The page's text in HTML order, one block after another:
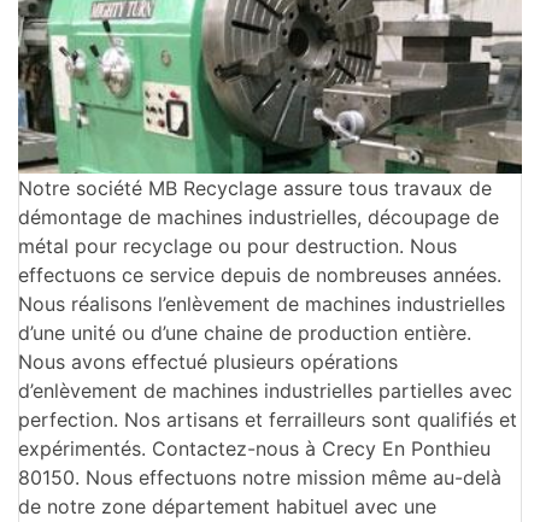
Notre société MB Recyclage assure tous travaux de
démontage de machines industrielles, découpage de
métal pour recyclage ou pour destruction. Nous
effectuons ce service depuis de nombreuses années.
Nous réalisons l’enlèvement de machines industrielles
d’une unité ou d’une chaine de production entière.
Nous avons effectué plusieurs opérations
d’enlèvement de machines industrielles partielles avec
perfection. Nos artisans et ferrailleurs sont qualifiés et
expérimentés. Contactez-nous à Crecy En Ponthieu
80150. Nous effectuons notre mission même au-delà
de notre zone département habituel avec une